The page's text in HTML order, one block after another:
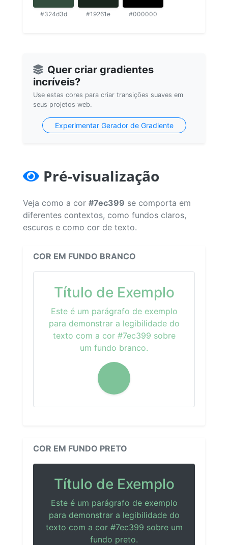
#324d3d #19261e #000000
Quer criar gradientes
incríveis?
Use estas cores para criar transições suaves em
seus projetos web.
Experimentar Gerador de Gradiente
Pré-visualização
Veja como a cor #7ec399 se comporta em
diferentes contextos, como fundos claros,
escuros e como cor de texto.
COR EM FUNDO BRANCO
Título de Exemplo
Este é um parágrafo de exemplo
para demonstrar a legibilidade do
texto com a cor #7ec399 sobre
um fundo branco.
COR EM FUNDO PRETO
Título de Exemplo
Este é um parágrafo de exemplo
para demonstrar a legibilidade do
texto com a cor #7ec399 sobre um
fundo preto.